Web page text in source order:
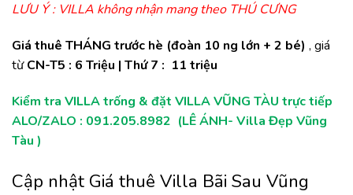
LƯU Ý : VILLA không nhận mang theo THÚ CƯNG
Giá thuê THÁNG trước hè (đoàn 10 ng lớn + 2 bé) , giá
từCN-T5 : 6 Triệu | Thứ 7 : 11 triệu
Kiểm tra VILLA trống & đặt VILLA VŨNG TÀU trực tiếp
ALO/ZALO : 091.205.8982 (LÊ ÁNH- Villa Đẹp Vũng
Tàu )
Cập nhật Giá thuê Villa Bãi Sau Vũng